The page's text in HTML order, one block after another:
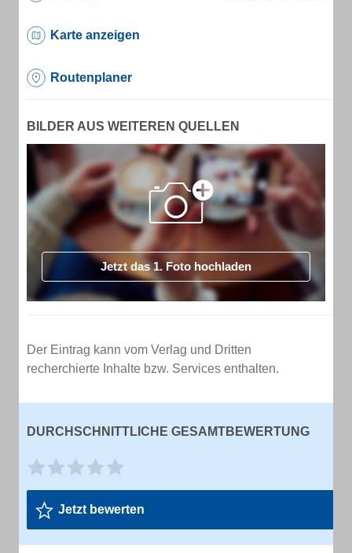
Karte anzeigen
Routenplaner
BILDER AUS WEITEREN QUELLEN
Jetzt das 1. Foto hochladen
Der Eintrag kann vom Verlag und Dritten
recherchierte Inhalte bzw. Services enthalten.
DURCHSCHNITTLICHE GESAMTBEWERTUNG
Jetzt bewerten